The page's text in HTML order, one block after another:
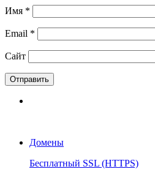
Имя *
Email *
Сайт
Домены
Бесплатный SSL (HTTPS)